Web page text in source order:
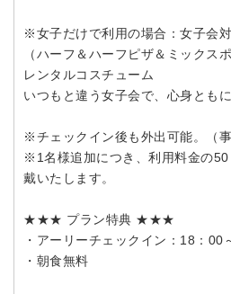
※女子だけで利用の場合：女子会
（ハーフ＆ハーフピザ＆ミックス
レンタルコスチューム
いつもと違う女子会で、心身とも
※チェックイン後も外出可能。（事
※1名様追加につき、利用料金の
戴いたします。
★★★ プラン特典 ★★★
・アーリーチェックイン：18：00
・朝食無料